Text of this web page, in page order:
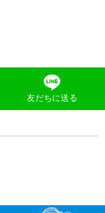
友だちに送る